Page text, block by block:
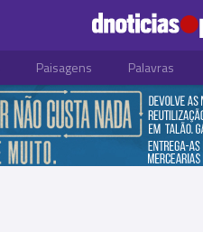
Paisagens Palavras